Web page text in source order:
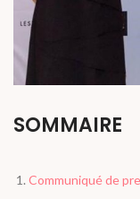
SOMMAIRE
Communiqué de